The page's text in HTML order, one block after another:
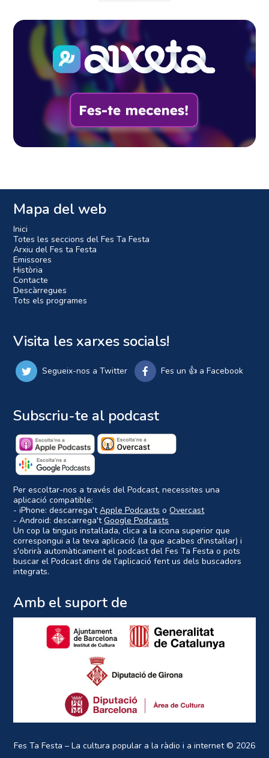
Mapa del web
Inici
Totes les seccions del Fes Ta Festa
Arxiu del Fes ta Festa
Emissores
Història
Contacte
Descàrregues
Tots els programes
Visita les xarxes socials!
Segueix-nos a Twitter Fes un 👍 a Facebook
Subscriu-te al podcast
Per escoltar-nos a través del Podcast, necessites una
aplicació compatible:
- iPhone: descarrega'tApple Podcasts oOvercast
- Android: descarrega'tGoogle Podcasts
Un cop la tinguis instal·lada, clica a la icona superior que
correspongui a la teva aplicació (la que acabes d'instal·lar) i
s'obrirà automàticament el podcast del Fes Ta Festa o pots
buscar el Podcast dins de l'aplicació fent us dels buscadors
integrats.
Amb el suport de
Fes Ta Festa – La cultura popular a la ràdio i a internet© 2026